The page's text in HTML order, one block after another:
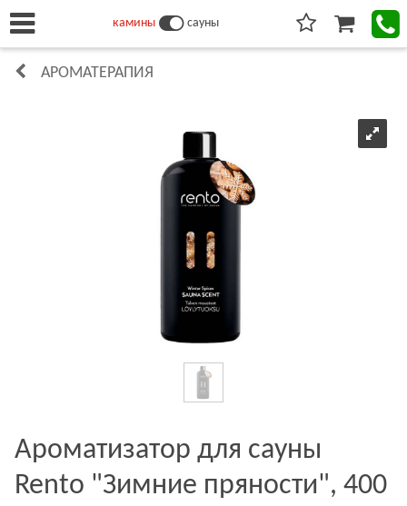
камины сауны
АРОМАТЕРАПИЯ
Ароматизатор для сауны
Rento "Зимние пряности", 400